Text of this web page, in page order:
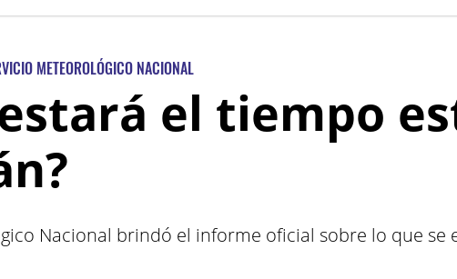
METEOROLÓGICO NACIONAL
el tiempo
Nacional brindó el informe oficial sobre lo que